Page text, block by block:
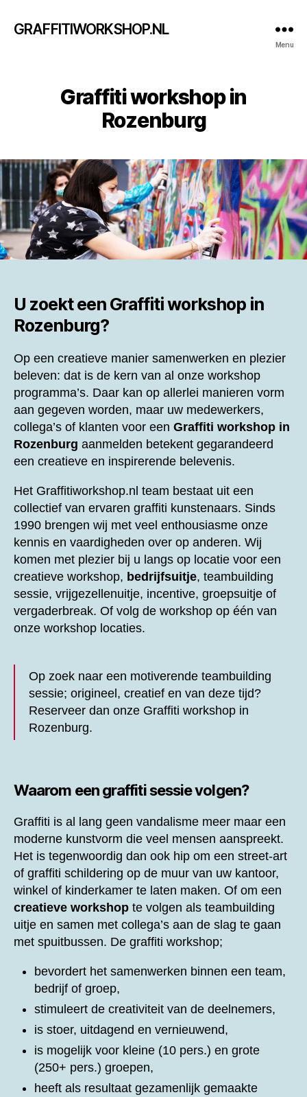
GRAFFITIWORKSHOP.NL
Menu
Graffiti workshop in
Rozenburg
U zoekt een Graffiti workshop in
Rozenburg?
Op een creatieve manier samenwerken en plezier
beleven: dat is de kern van al onze workshop
programma’s. Daar kan op allerlei manieren vorm
aan gegeven worden, maar uw medewerkers,
collega’s of klanten voor een Graffiti workshop in
Rozenburg aanmelden betekent gegarandeerd
een creatieve en inspirerende belevenis.
Het Graffitiworkshop.nl team bestaat uit een
collectief van ervaren graffiti kunstenaars. Sinds
1990 brengen wij met veel enthousiasme onze
kennis en vaardigheden over op anderen. Wij
komen met plezier bij u langs op locatie voor een
creatieve workshop, bedrijfsuitje, teambuilding
sessie, vrijgezellenuitje, incentive, groepsuitje of
vergaderbreak. Of volg de workshop op één van
onze workshop locaties.
Op zoek naar een motiverende teambuilding
sessie; origineel, creatief en van deze tijd?
Reserveer dan onze Graffiti workshop in
Rozenburg.
Waarom een graffiti sessie volgen?
Graffiti is al lang geen vandalisme meer maar een
moderne kunstvorm die veel mensen aanspreekt.
Het is tegenwoordig dan ook hip om een street-art
of graffiti schildering op de muur van uw kantoor,
winkel of kinderkamer te laten maken. Of om een
creatieve workshop te volgen als teambuilding
uitje en samen met collega’s aan de slag te gaan
met spuitbussen. De graffiti workshop;
bevordert het samenwerken binnen een team,
bedrijf of groep,
stimuleert de creativiteit van de deelnemers,
is stoer, uitdagend en vernieuwend,
is mogelijk voor kleine (10 pers.) en grote
(250+ pers.) groepen,
heeft als resultaat gezamenlijk gemaakte